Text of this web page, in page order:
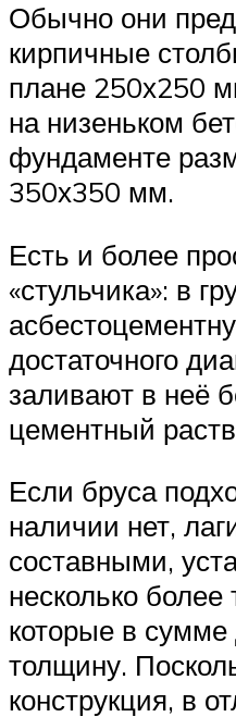
Обычно они
кирпичные
плане 250х250
на низеньком
фундаменте
350х350 мм.
Есть и более
«стульчика»: в
достаточного
заливают в неё
цементный
Если бруса
наличии нет,
составными,
несколько более
которые в
толщину.
конструкция, в